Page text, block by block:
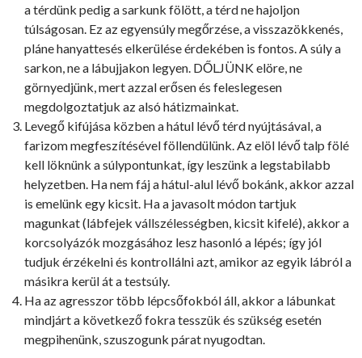
a térdünk pedig a sarkunk fölött, a térd ne hajoljon
túlságosan. Ez az egyensúly megőrzése, a visszazökkenés,
pláne hanyattesés elkerülése érdekében is fontos. A súly a
sarkon, ne a lábujjakon legyen. DŐLJÜNK elöre, ne
görnyedjünk, mert azzal erősen és feleslegesen
megdolgoztatjuk az alsó hátizmainkat.
Levegő kifújása közben a hátul lévő térd nyújtásával, a
farizom megfeszítésével föllendülünk. Az elöl lévő talp fölé
kell löknünk a súlypontunkat, így leszünk a legstabilabb
helyzetben. Ha nem fáj a hátul-alul lévő bokánk, akkor azzal
is emelünk egy kicsit. Ha a javasolt módon tartjuk
magunkat (lábfejek vállszélességben, kicsit kifelé), akkor a
korcsolyázók mozgásához lesz hasonló a lépés; így jól
tudjuk érzékelni és kontrollálni azt, amikor az egyik lábról a
másikra kerül át a testsúly.
Ha az agresszor több lépcsőfokból áll, akkor a lábunkat
mindjárt a következő fokra tesszük és szükség esetén
megpihenünk, szuszogunk párat nyugodtan.